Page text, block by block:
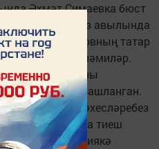
Әхмәт Симаевка бюст
Мәләвез авылында
Фоат Булатовның татар
танырга теләмиләр.
Фоат Булатовны
исә каршы эш башланган.
салган шәхесләребез
булырга тиеш
Миякә